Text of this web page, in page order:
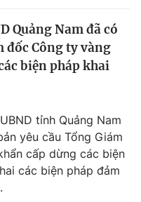
Quảng Nam đã có
đốc Công ty vàng
biện pháp khai
tỉnh Quảng Nam
yêu cầu Tổng Giám
cấp dừng các biện
các biện pháp đảm